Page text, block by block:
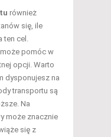
również
się, ile
cel.
pomóc w
opcji. Warto
dysponujesz na
transportu są
Na
może znacznie
się z